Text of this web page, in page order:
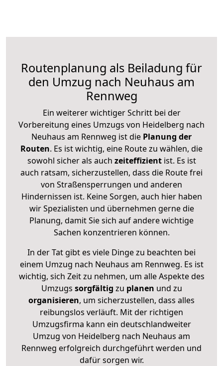
Routenplanung als Beiladung für
den Umzug nach Neuhaus am
Rennweg
Ein weiterer wichtiger Schritt bei der
Vorbereitung eines Umzugs von Heidelberg nach
Neuhaus am Rennweg ist die Planung der
Routen. Es ist wichtig, eine Route zu wählen, die
sowohl sicher als auch zeiteffizientist. Es ist
auch ratsam, sicherzustellen, dass die Route frei
von Straßensperrungen und anderen
Hindernissen ist. Keine Sorgen, auch hier haben
wir Spezialisten und übernehmen gerne die
Planung, damit Sie sich auf andere wichtige
Sachen konzentrieren können.
In der Tat gibt es viele Dinge zu beachten bei
einem Umzug nach Neuhaus am Rennweg. Es ist
wichtig, sich Zeit zu nehmen, um alle Aspekte des
Umzugs sorgfältig zu planen und zu
organisieren, um sicherzustellen, dass alles
reibungslos verläuft. Mit der richtigen
Umzugsfirma kann ein deutschlandweiter
Umzug von Heidelberg nach Neuhaus am
Rennweg erfolgreich durchgeführt werden und
dafür sorgen wir.